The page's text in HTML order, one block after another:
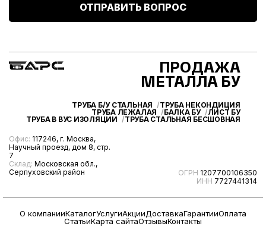
ОТПРАВИТЬ ВОПРОС
Офис: 117246, г. Москва,
Научный проезд, дом 8, стр.
7
Склад: Московская обл.,
Серпуховский район
ОГРН 1207700106350
ИНН 7727441314
ПРОДАЖА
МЕТАЛЛА БУ
ТРУБА Б/У СТАЛЬНАЯ
ТРУБА НЕКОНДИЦИЯ
ТРУБА ЛЕЖАЛАЯ
БАЛКА БУ
ЛИСТ БУ
ТРУБА В ВУС ИЗОЛЯЦИИ
ТРУБА СТАЛЬНАЯ БЕСШОВНАЯ
О компанииКаталогУслугиАкцииДоставкаГарантииОплата
СтатьиКарта сайтаОтзывыКонтакты